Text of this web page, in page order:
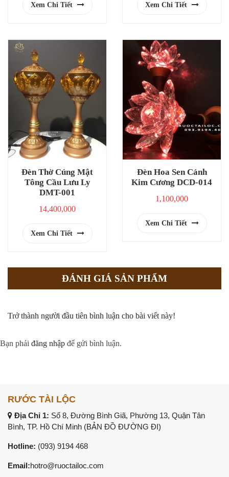
Xem Chi Tiết Xem Chi Tiết
Đèn Thờ Cúng Mật
Tông Cầu Lưu Ly
DMT-001
14,400,000
Xem Chi Tiết
Đèn Hoa Sen Cánh
Kim Cương DCD-014
1,100,000
Xem Chi Tiết
ĐÁNH GIÁ SẢN PHẨM
Trở thành người đầu tiên bình luận cho bài viết này!
Bạn phải đăng nhập để gửi bình luận.
RƯỚC TÀI LỘC
Địa Chỉ 1: Số 8, Đường Bình Giã, Phường 13, Quận Tân
Bình, TP. Hồ Chí Minh (BẢN ĐỒ ĐƯỜNG ĐI )
Hotline: (093) 9194 468
Email:hotro@ruoctailoc.com